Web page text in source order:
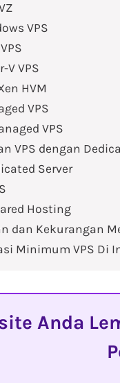
VPS
V VPS
HVM
VPS
VPS
VPS dengan
Server
Hosting
dan Kekurangan
Minimum VPS Di
Anda